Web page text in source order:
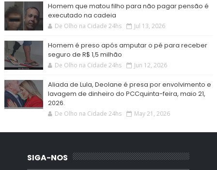
Homem que matou filho para não pagar pensão é
executado na cadeia
De Olho na Cidade 24hs Jul 13, 2026
Homem é preso após amputar o pé para receber
seguro de R$ 1,5 milhão
De Olho na Cidade 24hs Jun 12, 2026
Aliada de Lula, Deolane é presa por envolvimento e
lavagem de dinheiro do PCCquinta-feira, maio 21,
2026.
De Olho na Cidade 24hs May 21, 2026
SIGA-NOS